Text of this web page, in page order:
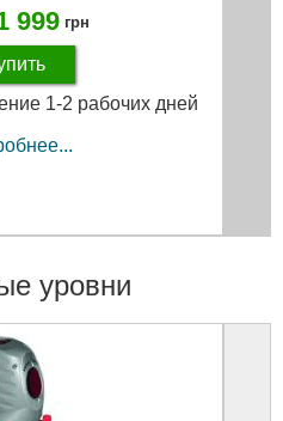
999 грн
1-2 рабочих дней
уровни